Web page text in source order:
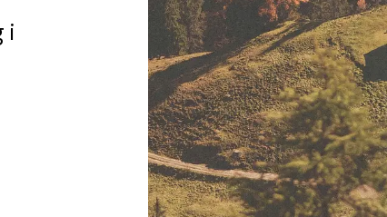
i